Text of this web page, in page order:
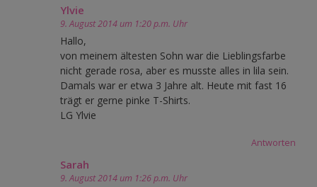
Ylvie
9. August 2014 um 1:20 p.m. Uhr
Hallo,
von meinem ältesten Sohn war die Lieblingsfarbe
nicht gerade rosa, aber es musste alles in lila sein.
Damals war er etwa 3 Jahre alt. Heute mit fast 16
trägt er gerne pinke T-Shirts.
LG Ylvie
Antworten
Sarah
9. August 2014 um 1:26 p.m. Uhr